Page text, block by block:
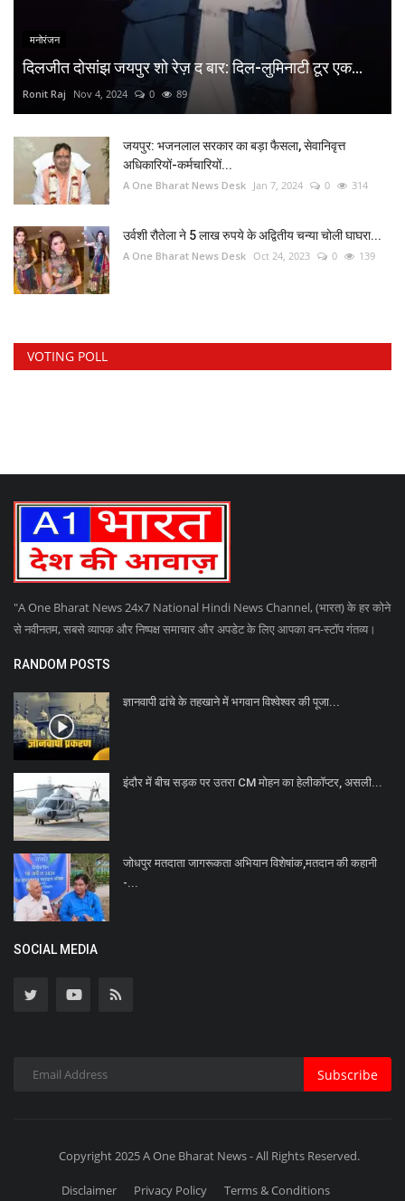
मनोरंजन
दिलजीत दोसांझ जयपुर शो रेज़ द बार: दिल-लुमिनाटी टूर एक...
Ronit Raj Nov 4, 2024 0 89
जयपुर: भजनलाल सरकार का बड़ा फैसला, सेवानिवृत्त
अधिकारियों-कर्मचारियों...
A One Bharat News Desk Jan 7, 2024 0 314
उर्वशी रौतेला ने 5 लाख रुपये के अद्वितीय चन्या चोली घाघरा...
A One Bharat News Desk Oct 24, 2023 0 139
VOTING POLL
"A One Bharat News 24x7 National Hindi News Channel, (भारत) के हर कोने
से नवीनतम, सबसे व्यापक और निष्पक्ष समाचार और अपडेट के लिए आपका वन-स्टॉप गंतव्य।
RANDOM POSTS
ज्ञानवापी ढांचे के तहखाने में भगवान विश्वेश्वर की पूजा...
इंदौर में बीच सड़क पर उतरा CM मोहन का हेलीकॉप्टर, असली...
जोधपुर मतदाता जागरूकता अभियान विशेषांक,मतदान की कहानी
-...
SOCIAL MEDIA
Subscribe
Copyright 2025 A One Bharat News - All Rights Reserved.
Disclaimer Privacy Policy Terms & Conditions